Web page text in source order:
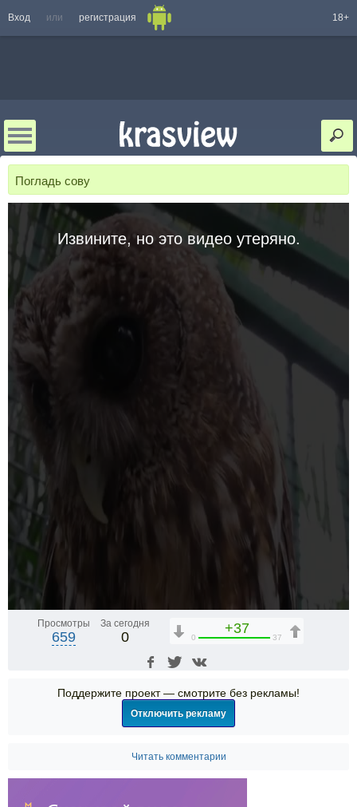
Вход или регистрация 18+
Погладь сову
Извините, но это видео утеряно.
Просмотры
659
За сегодня
0
+37
0 37
Поддержите проект — смотрите без рекламы!
Отключить рекламу
Читать комментарии